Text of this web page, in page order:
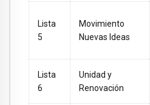
Lista
5
Movimiento
Nuevas Ideas
Lista
6
Unidad y
Renovación